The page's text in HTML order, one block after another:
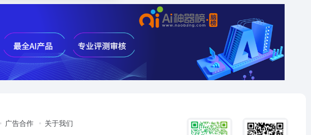
广告合作 关于我们